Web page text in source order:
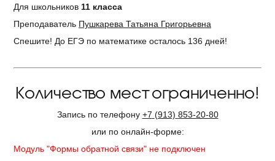
Для школьников 11 класса
Преподаватель Пушкарева Татьяна Григорьевна
Спешите! До ЕГЭ по математике осталось 136 дней!
Количество мест ограниченно!
Запись по телефону +7 (913) 853-20-80
или по онлайн-форме:
Модуль "Формы обратной связи" не подключен